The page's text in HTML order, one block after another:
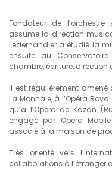
Fondateur de
assume la direction
Lederhandler a étudié la
ensuite au
chambre, écriture, direction
Il est régulièrement
La Monnaie, à l’Opéra
qu’à l’Opéra de Kazan
engagé par Opera
associé à la maison de
Très orienté vers
collaborations à l’étranger